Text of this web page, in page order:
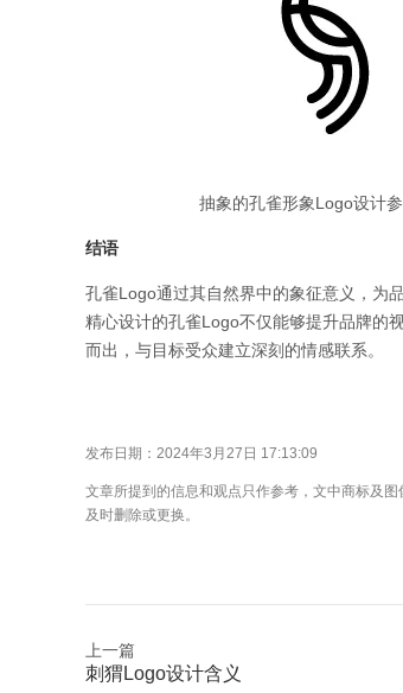
抽象的孔雀形象Logo设计
结语
孔雀Logo通过其自然界中的象征意义，为
精心设计的孔雀Logo不仅能够提升品牌的
而出，与目标受众建立深刻的情感联系。
发布日期：2024年3月27日 17:13:09
文章所提到的信息和观点只作参考，文中商标及
及时删除或更换。
上一篇
刺猬Logo设计含义